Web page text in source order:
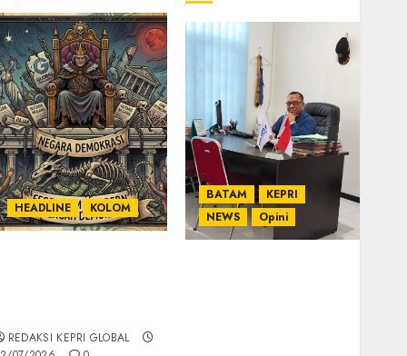
HEADLINE KOLOM
REDAKSI KEPRI GLOBAL
BATAM
KEPRI
NEWS
Opini